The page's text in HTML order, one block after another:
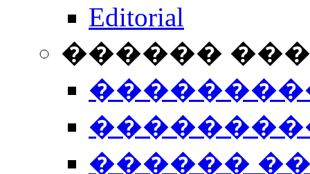
Editorial
������
������